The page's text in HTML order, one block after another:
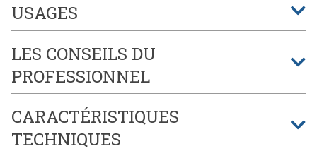
USAGES
LES CONSEILS DU
PROFESSIONNEL
CARACTÉRISTIQUES
TECHNIQUES